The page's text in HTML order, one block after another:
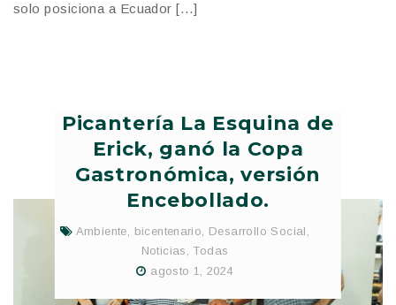
solo posiciona a Ecuador […]
Picantería La Esquina de
Erick, ganó la Copa
Gastronómica, versión
Encebollado.
Ambiente, bicentenario, Desarrollo Social ,
Noticias , Todas
agosto 1, 2024